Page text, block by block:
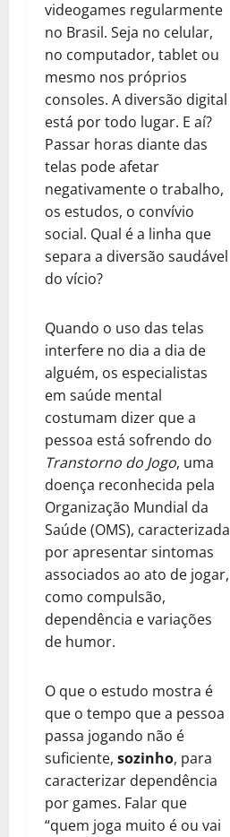
videogames regularmente
no Brasil. Seja no celular,
no computador, tablet ou
mesmo nos próprios
consoles. A diversão digital
está por todo lugar. E aí?
Passar horas diante das
telas pode afetar
negativamente o trabalho,
os estudos, o convívio
social. Qual é a linha que
separa a diversão saudável
do vício?
Quando o uso das telas
interfere no dia a dia de
alguém, os especialistas
em saúde mental
costumam dizer que a
pessoa está sofrendo do
Transtorno do Jogo, uma
doença reconhecida pela
Organização Mundial da
Saúde (OMS), caracterizada
por apresentar sintomas
associados ao ato de jogar,
como compulsão,
dependência e variações
de humor.
O que o estudo mostra é
que o tempo que a pessoa
passa jogando não é
suficiente, sozinho, para
caracterizar dependência
por games. Falar que
“quem joga muito é ou vai